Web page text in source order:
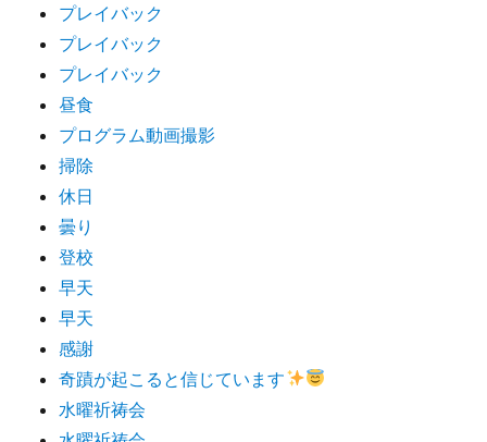
プレイバック
プレイバック
プレイバック
昼食
プログラム動画撮影
掃除
休日
曇り
登校
早天
早天
感謝
奇蹟が起こると信じています
水曜祈祷会